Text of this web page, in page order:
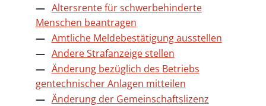
Altersrente für schwerbehinderte
Menschen beantragen
Amtliche Meldebestätigung ausstellen
Andere Strafanzeige stellen
Änderung bezüglich des Betriebs
gentechnischer Anlagen mitteilen
Änderung der Gemeinschaftslizenz